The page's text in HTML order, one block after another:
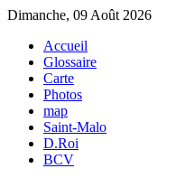
Dimanche, 09 Août 2026
Accueil
Glossaire
Carte
Photos
map
Saint-Malo
D.Roi
BCV